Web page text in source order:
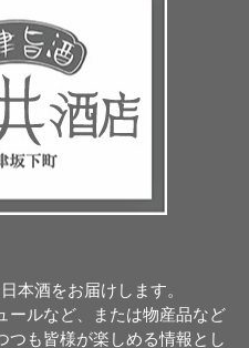
本酒をお届けします。
ールなど、または物産品など
つも皆様が楽しめる情報とし